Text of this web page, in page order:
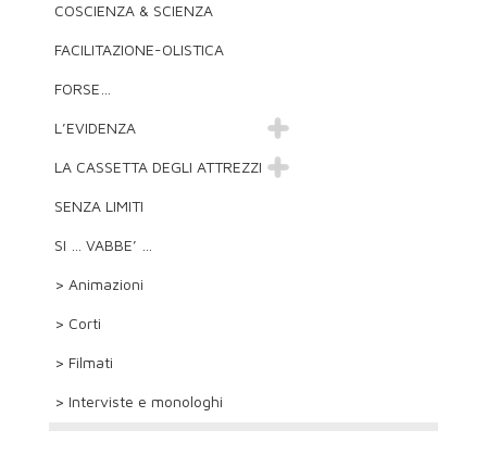
COSCIENZA & SCIENZA
FACILITAZIONE-OLISTICA
FORSE…
L’EVIDENZA
LA CASSETTA DEGLI ATTREZZI
SENZA LIMITI
SI … VABBE’ …
> Animazioni
> Corti
> Filmati
> Interviste e monologhi